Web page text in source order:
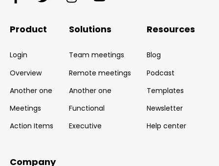
Product
Login
Overview
Another one
Meetings
Action Items
Solutions
Team meetings
Remote meetings
Another one
Functional
Executive
Resources
Blog
Podcast
Templates
Newsletter
Help center
Company